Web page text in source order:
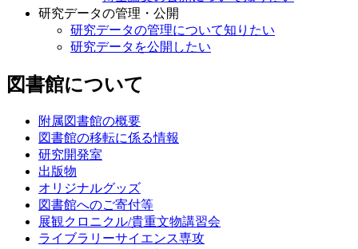
研究データの管理・公開
研究データの管理について知りたい
研究データを公開したい
図書館について
附属図書館の概要
図書館の移転に係る情報
研究開発室
出版物
オリジナルグッズ
図書館へのご寄付等
展観クロニクル/貴重文物講習会
ライブラリーサイエンス専攻